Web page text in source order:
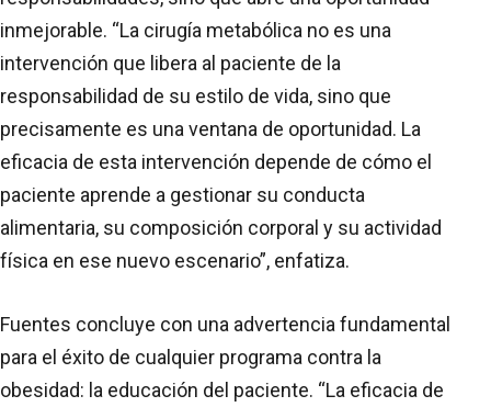
inmejorable. “La cirugía metabólica no es una
intervención que libera al paciente de la
responsabilidad de su estilo de vida, sino que
precisamente es una ventana de oportunidad. La
eficacia de esta intervención depende de cómo el
paciente aprende a gestionar su conducta
alimentaria, su composición corporal y su actividad
física en ese nuevo escenario”, enfatiza.
Fuentes concluye con una advertencia fundamental
para el éxito de cualquier programa contra la
obesidad: la educación del paciente. “La eficacia de